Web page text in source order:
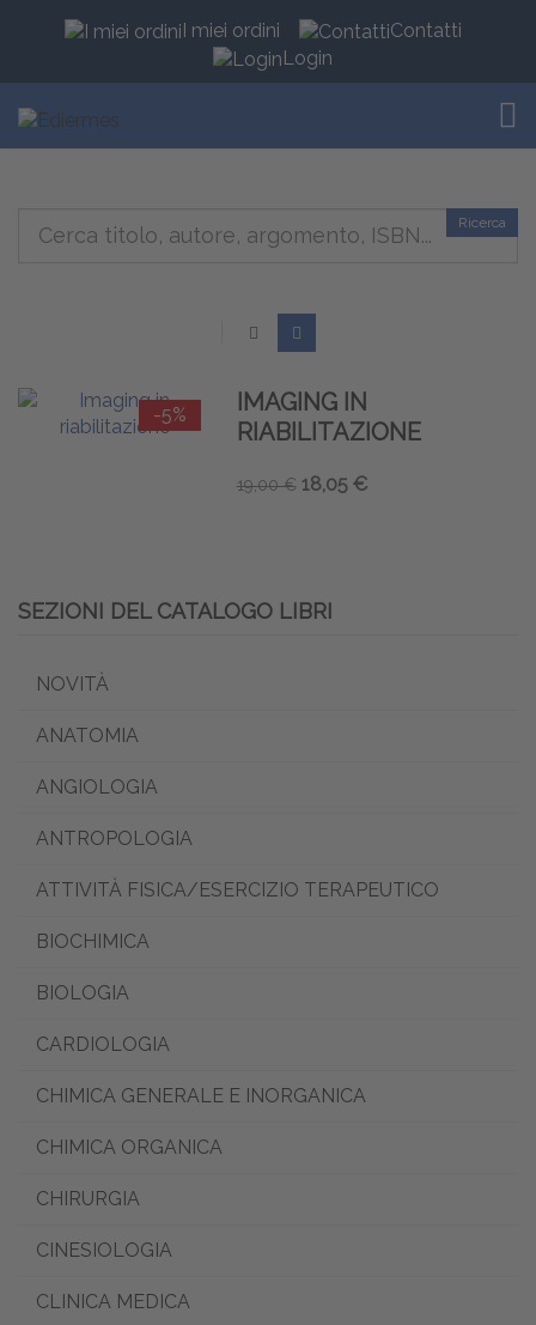
I miei ordini
Contatti
Login
Ricerca
-5%
IMAGING IN
RIABILITAZIONE
19,00 € 18,05 €
SEZIONI DEL CATALOGO LIBRI
NOVITÀ
ANATOMIA
ANGIOLOGIA
ANTROPOLOGIA
ATTIVITÀ FISICA/ESERCIZIO TERAPEUTICO
BIOCHIMICA
BIOLOGIA
CARDIOLOGIA
CHIMICA GENERALE E INORGANICA
CHIMICA ORGANICA
CHIRURGIA
CINESIOLOGIA
CLINICA MEDICA